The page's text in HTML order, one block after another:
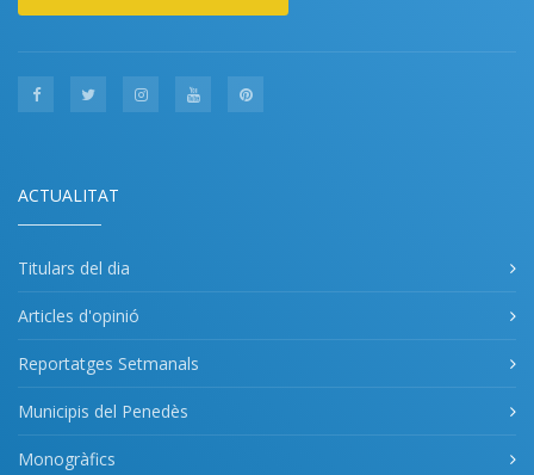
ACTUALITAT
Titulars del dia
Articles d'opinió
Reportatges Setmanals
Municipis del Penedès
Monogràfics